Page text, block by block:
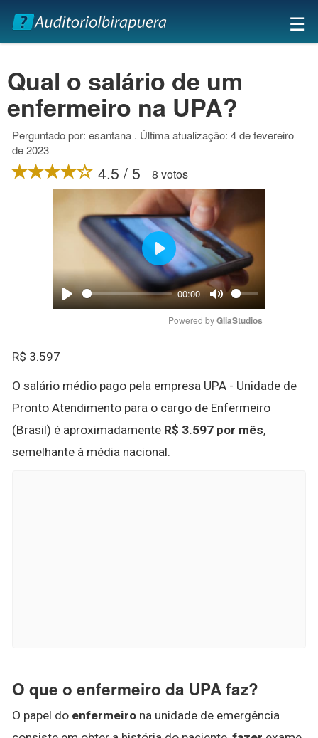
×
☰
Qual o salário de um
enfermeiro na UPA?
Perguntado por: esantana . Última atualização: 4 de fevereiro
de 2023
4.5 / 5 8 votos
Play
00:00
Mute
Play
Powered by GliaStudios
R$ 3.597
O salário médio pago pela empresa UPA - Unidade de
Pronto Atendimento para o cargo de Enfermeiro
(Brasil) é aproximadamente R$ 3.597 por mês,
semelhante à média nacional.
O que o enfermeiro da UPA faz?
O papel do enfermeiro na unidade de emergência